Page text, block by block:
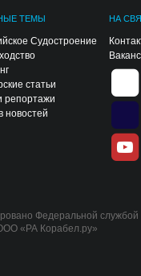
ТЕМЫ
Судостроение
статьи
репортажи
новостей
НА
Федеральной
«РА Корабел.ру»